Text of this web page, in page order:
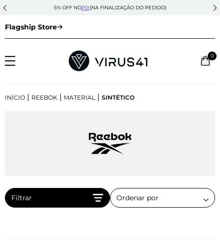
5% OFF NOPIX(NA FINALIZAÇÃO DO PEDIDO)
Flagship Store
0
INÍCIO | REEBOK | MATERIAL | SINTÉTICO
Filtrar